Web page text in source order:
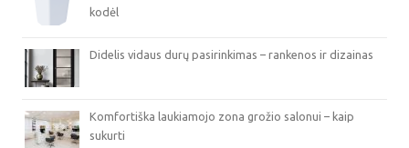
kodėl
Didelis vidaus durų pasirinkimas – rankenos ir dizainas
Komfortiška laukiamojo zona grožio salonui – kaip
sukurti